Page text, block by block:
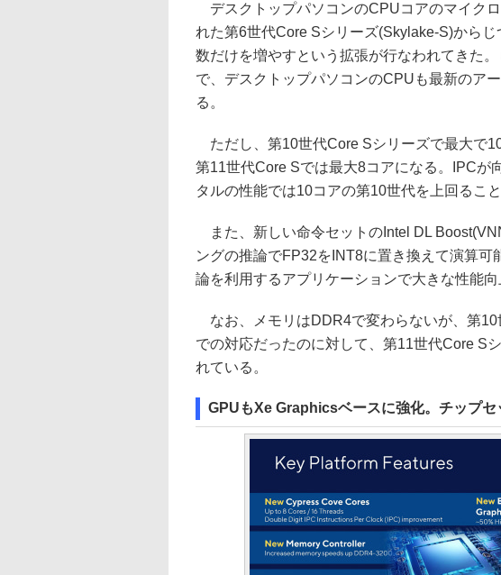
デスクトップパソコンのCPUコアのマイク
れた第6世代Core Sシリーズ(Skylake-S)から
数だけを増やすという拡張が行なわれてきた
で、デスクトップパソコンのCPUも最新のア
る。
ただし、第10世代Core Sシリーズで最大で
第11世代Core Sでは最大8コアになる。IPCが
タルの性能では10コアの第10世代を上回るこ
また、新しい命令セットのIntel DL
ングの推論でFP32をINT8に置き換えて演算可
論を利用するアプリケーションで大きな性能向
なお、メモリはDDR4で変わらないが、第10
での対応だったのに対して、第11世代Core S
れている。
GPUもXe Graphicsベースに強化。チップ